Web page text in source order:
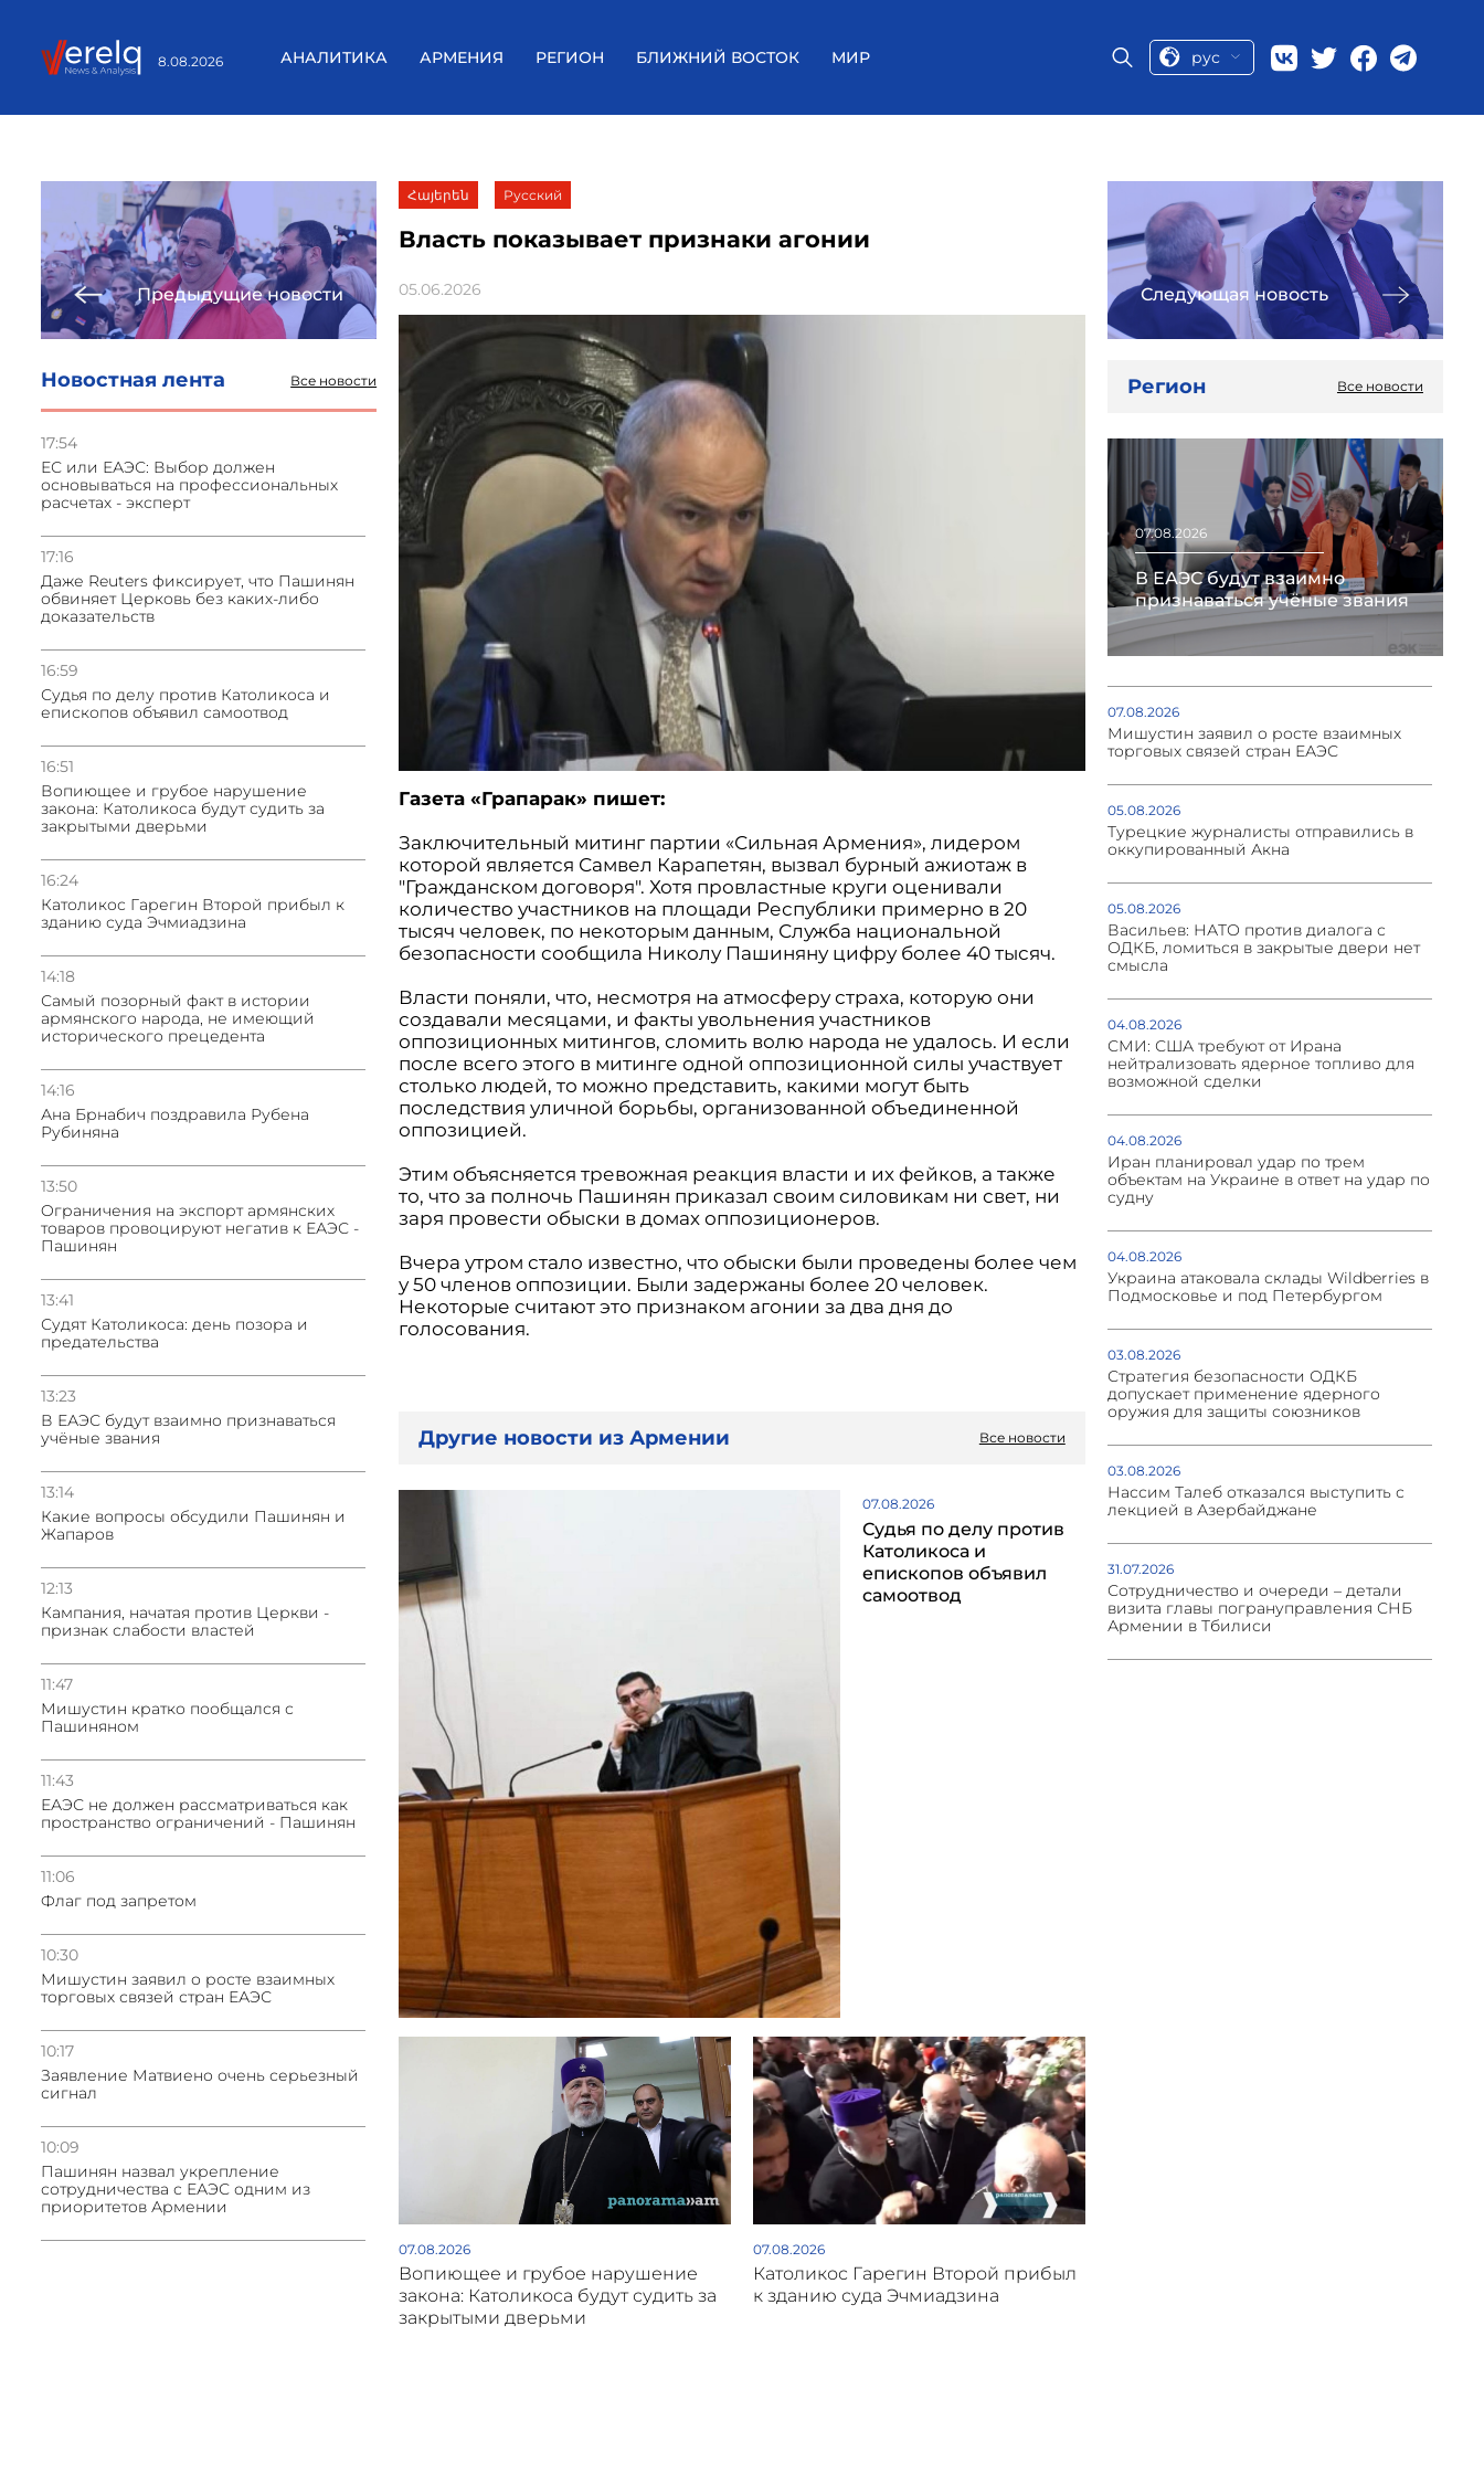
8.08.2026 АНАЛИТИКА АРМЕНИЯ РЕГИОН БЛИЖНИЙ ВОСТОК МИР рус
Предыдущие новости
Новостная лента Все новости
17:54
ЕС или ЕАЭС: Выбор должен
основываться на профессиональных
расчетах - эксперт
17:16
Даже Reuters фиксирует, что Пашинян
обвиняет Церковь без каких-либо
доказательств
16:59
Судья по делу против Католикоса и
епископов объявил самоотвод
16:51
Вопиющее и грубое нарушение
закона: Католикоса будут судить за
закрытыми дверьми
16:24
Католикос Гарегин Второй прибыл к
зданию суда Эчмиадзина
14:18
Самый позорный факт в истории
армянского народа, не имеющий
исторического прецедента
14:16
Ана Брнабич поздравила Рубена
Рубиняна
13:50
Oграничения на экспорт армянских
товаров провоцируют негатив к ЕАЭС -
Пашинян
13:41
Судят Католикоса: день позора и
предательства
13:23
В ЕАЭС будут взаимно признаваться
учёные звания
13:14
Какие вопросы обсудили Пашинян и
Жапаров
12:13
Кампания, начатая против Церкви -
признак слабости властей
11:47
Мишустин кратко пообщался с
Пашиняном
11:43
ЕАЭС не должен рассматриваться как
пространство ограничений - Пашинян
11:06
Флаг под запретом
10:30
Мишустин заявил о росте взаимных
торговых связей стран ЕАЭС
10:17
Заявление Матвиено очень серьезный
сигнал
10:09
Пашинян назвал укрепление
сотрудничества с ЕАЭС одним из
приоритетов Армении
Հայերեն Русский
Власть показывает признаки агонии
05.06.2026
Газета «Грапарак» пишет:
Заключительный митинг партии «Сильная Армения», лидером
которой является Самвел Карапетян, вызвал бурный ажиотаж в
"Гражданском договоря". Хотя провластные круги оценивали
количество участников на площади Республики примерно в 20
тысяч человек, по некоторым данным, Служба национальной
безопасности сообщила Николу Пашиняну цифру более 40 тысяч.
Власти поняли, что, несмотря на атмосферу страха, которую они
создавали месяцами, и факты увольнения участников
оппозиционных митингов, сломить волю народа не удалось. И если
после всего этого в митинге одной оппозиционной силы участвует
столько людей, то можно представить, какими могут быть
последствия уличной борьбы, организованной объединенной
оппозицией.
Этим объясняется тревожная реакция власти и их фейков, а также
то, что за полночь Пашинян приказал своим силовикам ни свет, ни
заря провести обыски в домах оппозиционеров.
Вчера утром стало известно, что обыски были проведены более чем
у 50 членов оппозиции. Были задержаны более 20 человек.
Некоторые считают это признаком агонии за два дня до
голосования.
Другие новости из Армении Все новости
07.08.2026
Судья по делу против
Католикоса и
епископов объявил
самоотвод
07.08.2026
Вопиющее и грубое нарушение
закона: Католикоса будут судить за
закрытыми дверьми
07.08.2026
Католикос Гарегин Второй прибыл
к зданию суда Эчмиадзина
Следующая новость
Регион Все новости
07.08.2026
В ЕАЭС будут взаимно
признаваться учёные звания
07.08.2026
Мишустин заявил о росте взаимных
торговых связей стран ЕАЭС
05.08.2026
Турецкие журналисты отправились в
оккупированный Акна
05.08.2026
Васильев: НАТО против диалога с
ОДКБ, ломиться в закрытые двери нет
смысла
04.08.2026
СМИ: США требуют от Ирана
нейтрализовать ядерное топливо для
возможной сделки
04.08.2026
Иран планировал удар по трем
объектам на Украине в ответ на удар по
судну
04.08.2026
Украина атаковала склады Wildberries в
Подмосковье и под Петербургом
03.08.2026
Стратегия безопасности ОДКБ
допускает применение ядерного
оружия для защиты союзников
03.08.2026
Нассим Талеб отказался выступить с
лекцией в Азербайджане
31.07.2026
Сотрудничество и очереди – детали
визита главы погрануправления СНБ
Армении в Тбилиси